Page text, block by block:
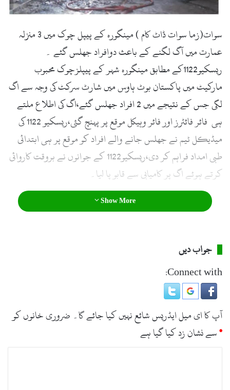
سوات(زما سوات ڈاٹ کام ) مینگورہ کے پیپل چوک میں 3 منزلہ
عمارت میں آگ لگنے کے باعث دوافراد جھلس گئے ۔
ریسکیو1122کے مطابق مینگورہ شہر کے پیپلزچوک محبوب
مارکیٹ میں پاکستان بوٹ ہاوس میں شارٹ سرکٹ کی وجہ سے اگ
لگی جس کے نتیجے میں 2 افراد جھلس گئے،اگ کی اطلاع ملتے
ہی فائر فائٹرز اور فائر وہیکل موقع پر پہنچ گئی،ریسکیو 1122 کی
میڈیکل ٹیم نے جھلس جانے والے افراد کو موقع پر ہی ابتدائی
طبی امداد فراہم کر دی،ریسکیو1122 کے جوانوں نے بروقت کاروائی
کرتے ہوئے اگ پر کامیابی سے قابو پا لیا۔
Show More
جواب دیں
Connect with:
آپ کا ای میل ایڈریس شائع نہیں کیا جائے گا۔ ضروری خانوں کو
*سے نشان زد کیا گیا ہے